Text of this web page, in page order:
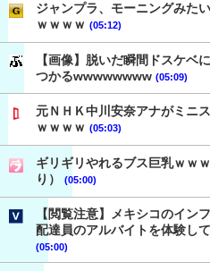
ジャンプラ、モーニングみた
ｗｗｗｗ (05:12)
【画像】脱いだ瞬間ドスケベ
つかるwwwwwwww (05:09)
元ＮＨＫ中川安奈アナがミニ
ｗｗｗｗ (05:03)
ギリギリやれるブス巨乳ｗｗ
り）
(05:00)
【閲覧注意】メキシコのイン
配達員のアルバイトを体験し
(05:00)